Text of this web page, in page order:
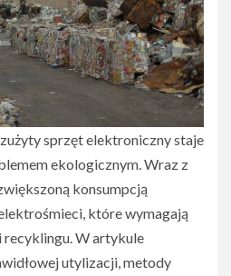
sprzęt elektroniczny staje
ekologicznym. Wraz z
konsumpcją
które wymagają
W artykule
utylizacji, metody